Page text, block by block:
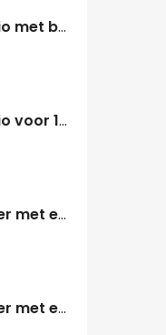
Prachtige studio met balkon voor 1 student(e)!
Prachtige studio voor 1 student(e)
Prachtige kamer met eigen sanitair.
Prachtige kamer met eigen sanitair!